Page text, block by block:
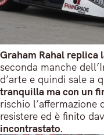
Graham Rahal replica
seconda manche
d’arte e quindi sale a
tranquilla ma con un
rischio
resistere ed è finito
incontrastato.